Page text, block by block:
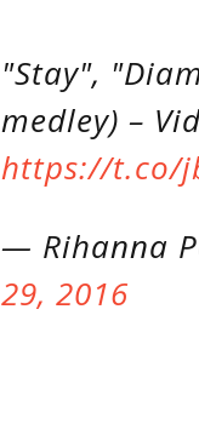
"Stay",
medley) –
https://t.co/
— Rihanna
29, 2016